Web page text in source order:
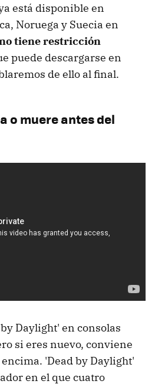
está disponible en
Noruega y Suecia en
tiene restricción
puede descargarse en
de ello al final.
o muere antes del
Daylight' en consolas
si eres nuevo, conviene
'Dead by Daylight'
en el que cuatro